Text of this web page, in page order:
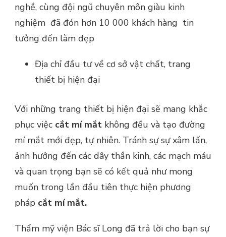
nghề, cùng đội ngũ chuyên môn giàu kinh
nghiệm đã đón hơn 10 000 khách hàng tin
tưởng đến làm đẹp
Địa chỉ đầu tư về cơ sở vật chất, trang
thiết bị hiện đại
Với những trang thiết bị hiện đại sẽ mang khắc
phục việc cắt mí mắt không đều và tạo đường
mí mắt mới đẹp, tự nhiên. Tránh sự sự xâm lấn,
ảnh hưởng đến các dây thần kinh, các mạch máu
và quan trọng bạn sẽ có kết quả như mong
muốn trong lần đầu tiên thực hiện phương
pháp cắt mí mắt.
Thẩm mỹ viện Bác sĩ Long đã trả lời cho bạn sự